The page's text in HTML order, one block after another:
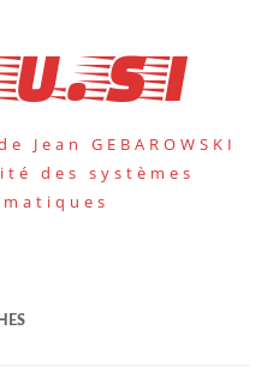
Jean GEBAROWSKI
des systèmes